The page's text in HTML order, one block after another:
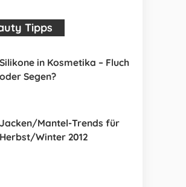
Tipps
Silikone in Kosmetika – Fluch
oder Segen?
Jacken/Mantel-Trends für
Herbst/Winter 2012